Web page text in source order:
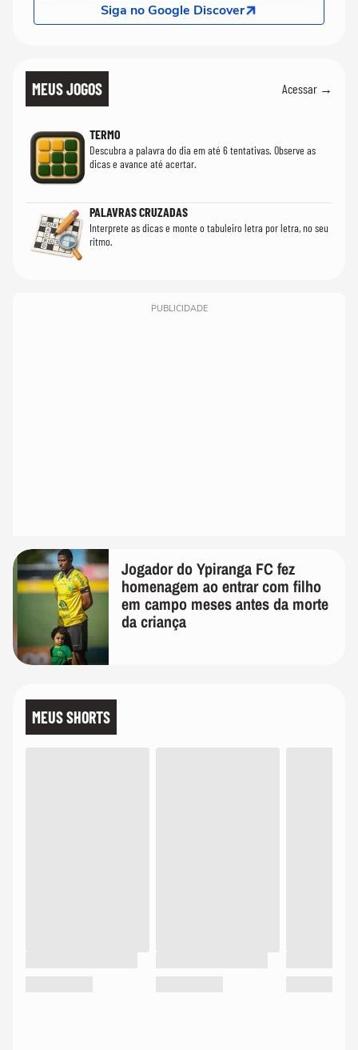
Siga no Google Discover
MEUS JOGOS Acessar →
TERMO
Descubra a palavra do dia em até 6 tentativas. Observe as
dicas e avance até acertar.
PALAVRAS CRUZADAS
Interprete as dicas e monte o tabuleiro letra por letra, no seu
ritmo.
PUBLICIDADE
Jogador do Ypiranga FC fez
homenagem ao entrar com filho
em campo meses antes da morte
da criança
MEUS SHORTS